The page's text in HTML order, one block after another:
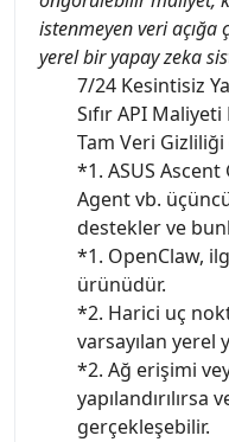
istenmeyen veri açığa
yerel bir yapay zeka
7/24 Kesintisiz
Sıfır API Maliyeti
Tam Veri
*1. ASUS Ascent
Agent vb.
destekler ve
*1. OpenClaw,
ürünüdür.
*2. Harici uç
varsayılan yerel
*2. Ağ erişimi
yapılandırılırsa
gerçekleşebilir.